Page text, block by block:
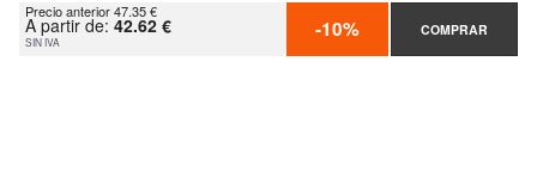
Precio anterior 47.35 €
A partir de: 42.62 €
SIN IVA -10% COMPRAR